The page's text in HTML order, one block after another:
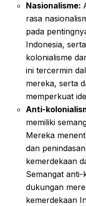
Nasionalisme:
rasa
pada
Indonesia,
kolonialisme
ini tercermin
mereka, serta
memperkuat
Anti-
memiliki
Mereka
dan
kemerdekaan
Semangat
dukungan
kemerdekaan